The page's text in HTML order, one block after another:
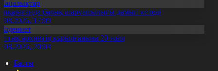
балық шаруашылығы дамып келеді
17:09
архивтің құрылғанына 20 жыл
20:03
Басты